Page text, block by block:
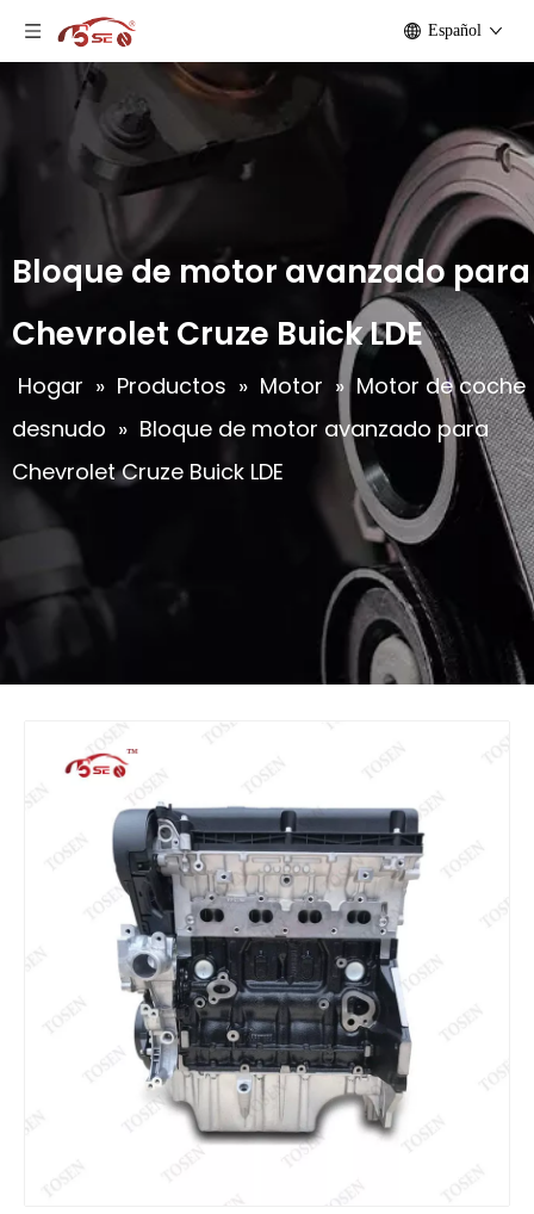
Español
Bloque de motor avanzado para
Chevrolet Cruze Buick LDE
Hogar » Productos » Motor » Motor de coche
desnudo » Bloque de motor avanzado para
Chevrolet Cruze Buick LDE